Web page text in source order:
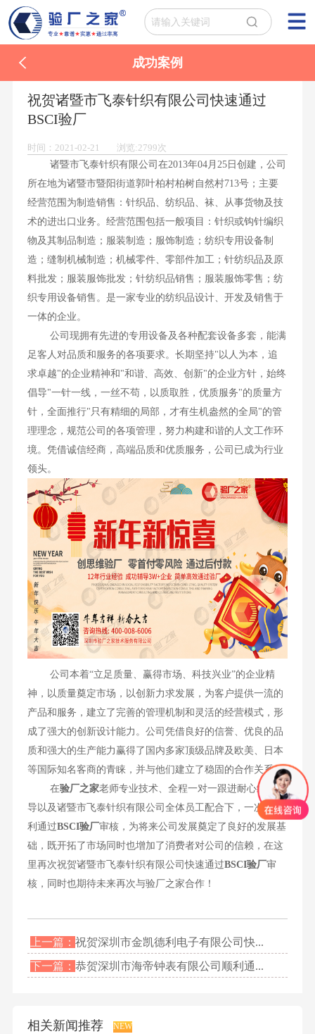
成功案例
祝贺诸暨市飞泰针织有限公司快速通过
BSCI验厂
时间：2021-02-21 浏览:2799次
诸暨市飞泰针织有限公司在2013年04月25日创建，公司
所在地为诸暨市暨阳街道郭叶柏村柏树自然村713号；主要
经营范围为制造销售：针织品、纺织品、袜、从事货物及技
术的进出口业务。经营范围包括一般项目：针织或钩针编织
物及其制品制造；服装制造；服饰制造；纺织专用设备制
造；缝制机械制造；机械零件、零部件加工；针纺织品及原
料批发；服装服饰批发；针纺织品销售；服装服饰零售；纺
织专用设备销售。是一家专业的纺织品设计、开发及销售于
一体的企业。
公司现拥有先进的专用设备及各种配套设备多套，能满
足客人对品质和服务的各项要求。长期坚持"以人为本，追
求卓越"的企业精神和"和谐、高效、创新"的企业方针，始终
倡导"一针一线，一丝不苟，以质取胜，优质服务"的质量方
针，全面推行"只有精细的局部，才有生机盎然的全局"的管
理理念，规范公司的各项管理，努力构建和谐的人文工作环
境。凭借诚信经商，高端品质和优质服务，公司已成为行业
领头。
公司本着“立足质量、赢得市场、科技兴业”的企业精
神，以质量奠定市场，以创新力求发展，为客户提供一流的
产品和服务，建立了完善的管理机制和灵活的经营模式，形
成了强大的创新设计能力。公司凭借良好的信誉、优良的品
质和强大的生产能力赢得了国内多家顶级品牌及欧美、日本
等国际知名客商的青睐，并与他们建立了稳固的合作关系。
在验厂之家老师专业技术、全程一对一跟进耐心细致辅
导以及诸暨市飞泰针织有限公司全体员工配合下，一次性顺
利通过BSCI验厂审核，为将来公司发展奠定了良好的发展基
础，既开拓了市场同时也增加了消费者对公司的信赖，在这
里再次祝贺诸暨市飞泰针织有限公司快速通过BSCI验厂审
核，同时也期待未来再次与验厂之家合作！
上一篇：祝贺深圳市金凯德利电子有限公司快...
下一篇：恭贺深圳市海帝钟表有限公司顺利通...
相关新闻推荐 NEW